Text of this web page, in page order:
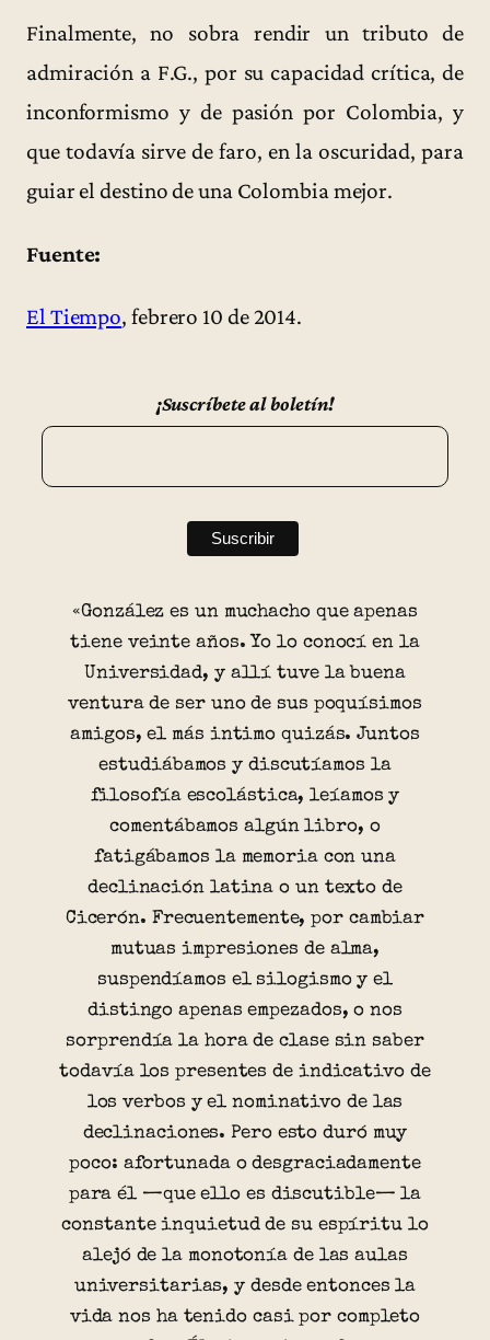
Finalmente, no sobra rendir un tributo de
admiración a F.G., por su capacidad crítica, de
inconformismo y de pasión por Colombia, y
que todavía sirve de faro, en la oscuridad, para
guiar el destino de una Colombia mejor.
Fuente:
El Tiempo, febrero 10 de 2014.
¡Suscríbete al boletín!
«González es un muchacho que apenas
tiene veinte años. Yo lo conocí en la
Universidad, y allí tuve la buena
ventura de ser uno de sus poquísimos
amigos, el más intimo quizás. Juntos
estudiábamos y discutíamos la
filosofía escolástica, leíamos y
comentábamos algún libro, o
fatigábamos la memoria con una
declinación latina o un texto de
Cicerón. Frecuentemente, por cambiar
mutuas impresiones de alma,
suspendíamos el silogismo y el
distingo apenas empezados, o nos
sorprendía la hora de clase sin saber
todavía los presentes de indicativo de
los verbos y el nominativo de las
declinaciones. Pero esto duró muy
poco: afortunada o desgraciadamente
para él —que ello es discutible— la
constante inquietud de su espíritu lo
alejó de la monotonía de las aulas
universitarias, y desde entonces la
vida nos ha tenido casi por completo